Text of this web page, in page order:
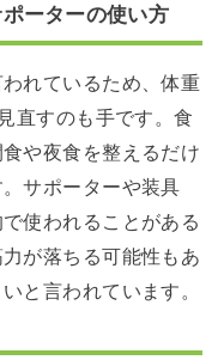
ーターの使い方
れているため、体重
直すのも手です。食
や夜食を整えるだけ
サポーターや装具
使われることがある
が落ちる可能性もあ
と言われています。